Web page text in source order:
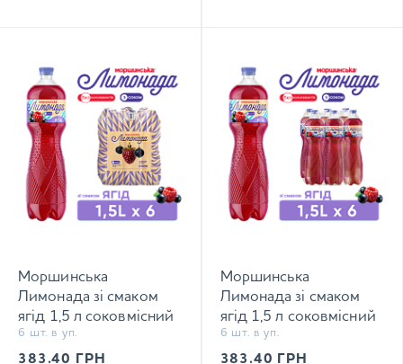
Моршинська
Лимонада зі смаком
ягід 1,5 л соковмісний
середньогазований
напій Xmas limited
6 шт. в уп.
383.40 ГРН
Моршинська
Лимонада зі смаком
ягід 1,5 л соковмісний
середньогазований
напій
6 шт. в уп.
383.40 ГРН